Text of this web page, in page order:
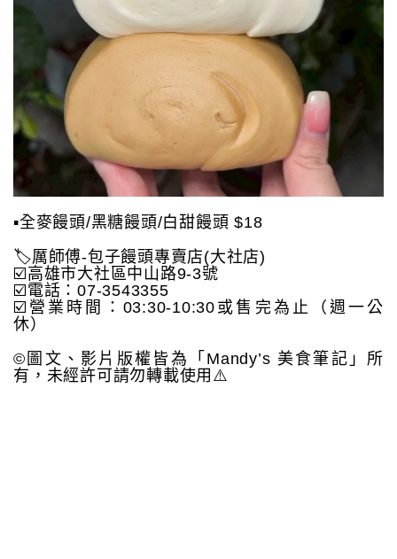
▪️全麥饅頭/黑糖饅頭/白甜饅頭 $18
🏷️厲師傅-包子饅頭專賣店(大社店)
☑️高雄市大社區中山路9-3號
☑️電話：07-3543355
☑️營業時間：03:30-10:30或售完為止（週一公
休）
©️圖文、影片版權皆為「Mandy’s 美食筆記」所
有，未經許可請勿轉載使用⚠️